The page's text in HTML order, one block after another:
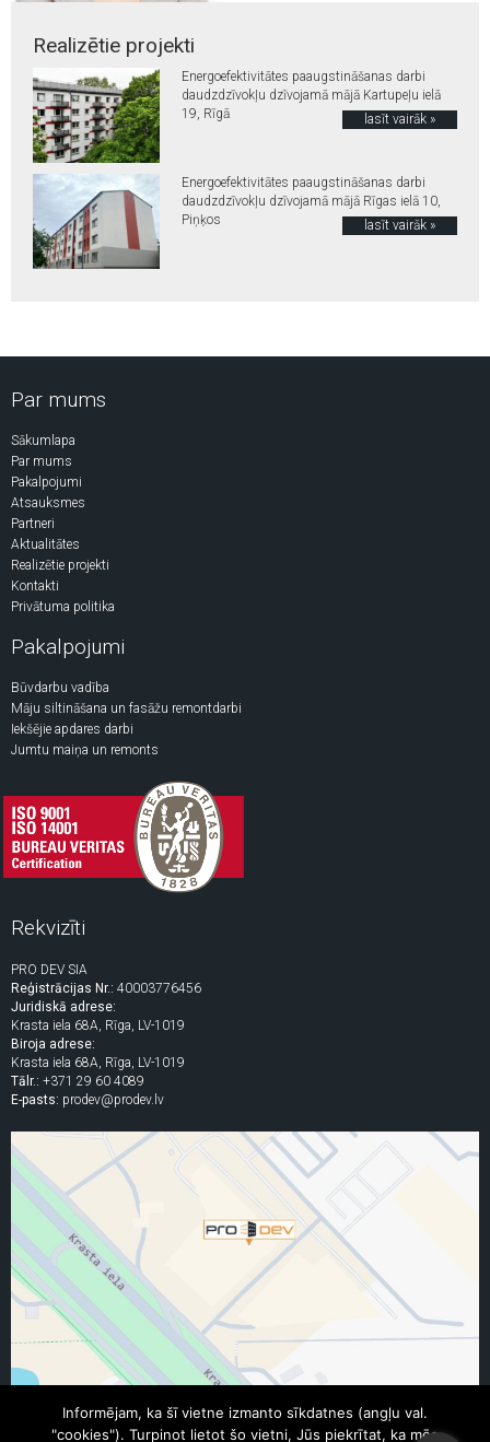
Realizētie projekti
Energoefektivitātes paaugstināšanas darbi
daudzdzīvokļu dzīvojamā mājā Kartupeļu ielā
19, Rīgā
lasīt vairāk »
Energoefektivitātes paaugstināšanas darbi
daudzdzīvokļu dzīvojamā mājā Rīgas ielā 10,
Piņķos
lasīt vairāk »
Par mums
Sākumlapa
Par mums
Pakalpojumi
Atsauksmes
Partneri
Aktualitātes
Realizētie projekti
Kontakti
Privātuma politika
Pakalpojumi
Būvdarbu vadība
Māju siltināšana un fasāžu remontdarbi
Iekšējie apdares darbi
Jumtu maiņa un remonts
Rekvizīti
PRO DEV SIA
Reģistrācijas Nr.: 40003776456
Juridiskā adrese:
Krasta iela 68A, Rīga, LV-1019
Biroja adrese:
Krasta iela 68A, Rīga, LV-1019
Tālr.: +371 29 60 4089
E-pasts: prodev@prodev.lv
Informējam, ka šī vietne izmanto sīkdatnes (angļu val.
"cookies"). Turpinot lietot šo vietni, Jūs piekrītat, ka mēs